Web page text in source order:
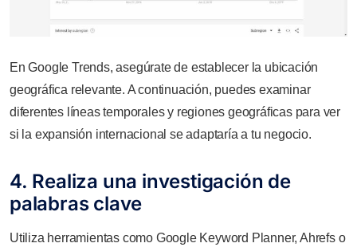
En Google Trends, asegúrate de establecer la ubicación
geográfica relevante. A continuación, puedes examinar
diferentes líneas temporales y regiones geográficas para ver
si la expansión internacional se adaptaría a tu negocio.
4. Realiza una investigación de
palabras clave
Utiliza herramientas como Google Keyword Planner, Ahrefs o